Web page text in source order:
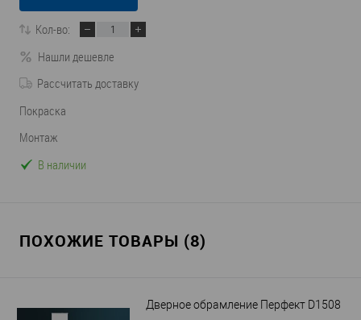
Кол-во:
Нашли дешевле
Рассчитать доставку
Покраска
Монтаж
В наличии
ПОХОЖИЕ ТОВАРЫ (8)
Дверное обрамление Перфект D1508